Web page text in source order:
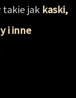
takie jak kaski,
i inne